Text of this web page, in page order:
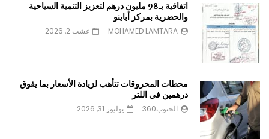
اتفاقية بـ98 مليون درهم لتعزيز التنمية السياحية
والحضرية بمركز أباينو
MOHAMED LAMTARA غشت 2, 2026
محطات المحروقات تتأهب لزيادة الأسعار بما يفوق
درهمين في اللتر
الجنوب360 يوليوز 31, 2026